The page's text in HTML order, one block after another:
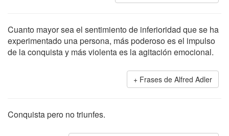
Cuanto mayor sea el sentimiento de inferioridad que se ha
experimentado una persona, más poderoso es el impulso
de la conquista y más violenta es la agitación emocional.
Frases de Alfred Adler
Conquista pero no triunfes.